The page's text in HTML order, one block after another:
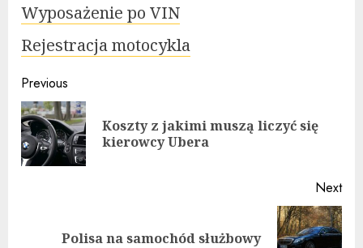
Wyposażenie po VIN
Rejestracja motocykla
Continue
Reading
Previous
Koszty z jakimi muszą liczyć się
kierowcy Ubera
Next
Polisa na samochód służbowy